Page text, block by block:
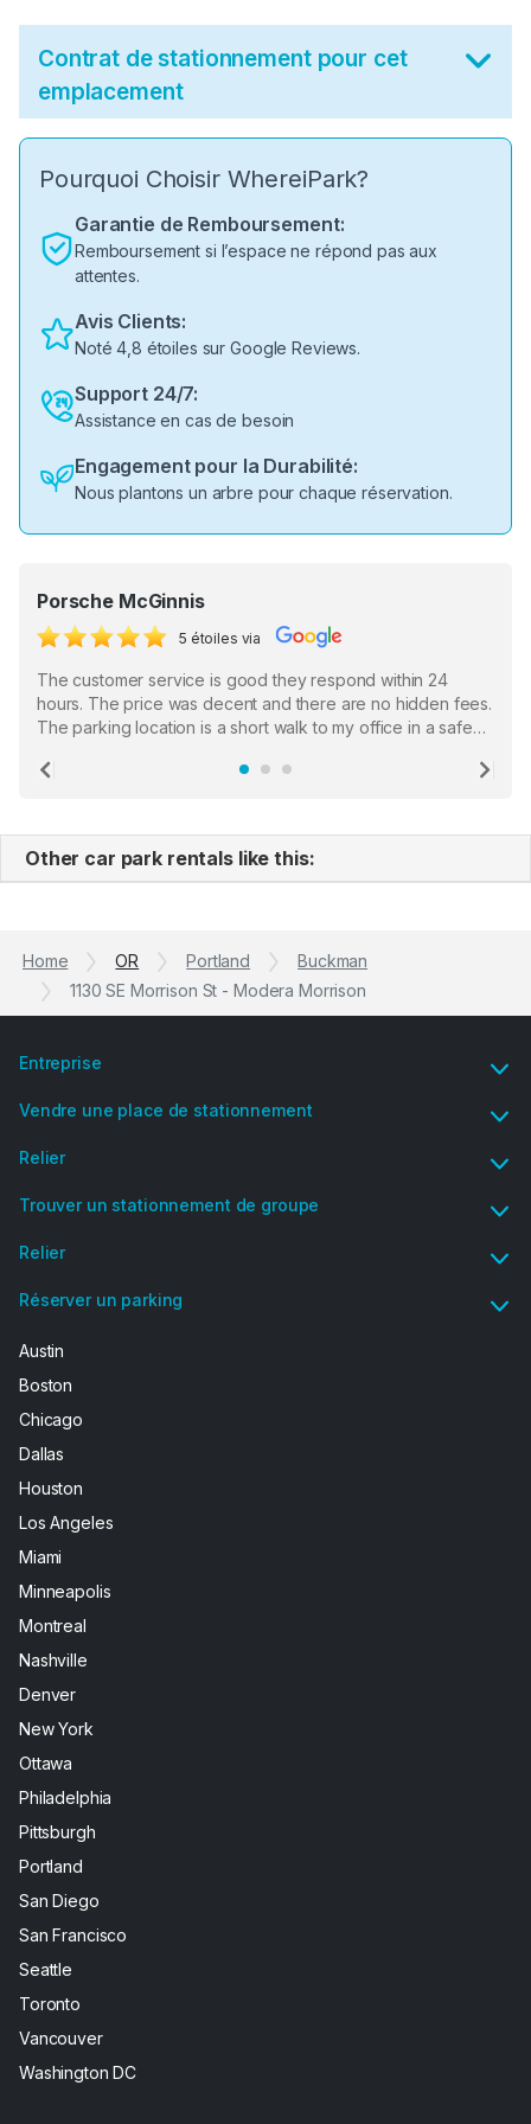
Contrat de stationnement pour cet
emplacement
Pourquoi Choisir WhereiPark?
Garantie de Remboursement:
Remboursement si l’espace ne répond pas aux
attentes.
Avis Clients:
Noté 4,8 étoiles sur Google Reviews.
Support 24/7:
Assistance en cas de besoin
Engagement pour la Durabilité:
Nous plantons un arbre pour chaque réservation.
Porsche McGinnis
5 étoiles via
The customer service is good they respond within 24
hours. The price was decent and there are no hidden fees.
The parking location is a short walk to my office in a safe
the staff who serve as a third party in distributing the
Previous
Other car park rentals like this:
Home OR Portland
Buckman
1130 SE Morrison St - Modera Morrison
Entreprise
Vendre une place de stationnement
Relier
Trouver un stationnement de groupe
Relier
Réserver un parking
Austin
Boston
Chicago
Dallas
Houston
Los Angeles
Miami
Minneapolis
Montreal
Nashville
Denver
New York
Ottawa
Philadelphia
Pittsburgh
Portland
San Diego
San Francisco
Seattle
Toronto
Vancouver
Washington DC